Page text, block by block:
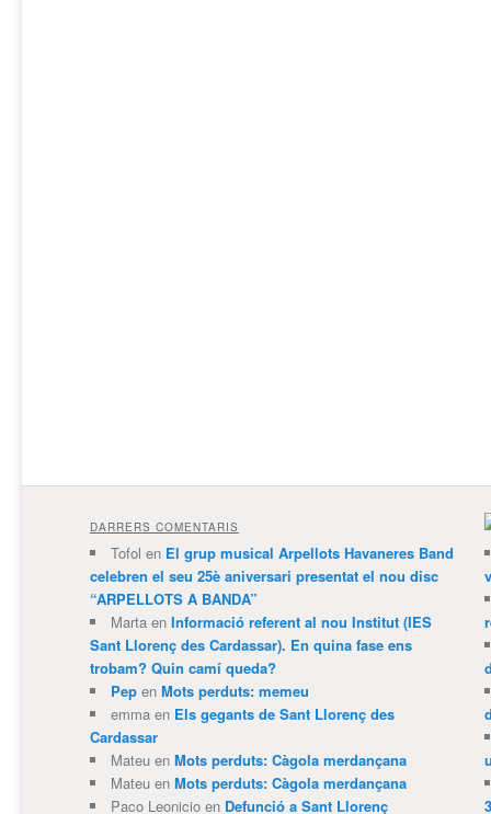
DARRERS COMENTARIS
Tofol en El grup musical Arpellots Havaneres Band
celebren el seu 25è aniversari presentat el nou disc
“ARPELLOTS A BANDA”
Martaen Informació referent al nou Institut (IES
Sant Llorenç des Cardassar). En quina fase ens
trobam? Quin camí queda?
Pepen Mots perduts: memeu
emmaen Els gegants de Sant Llorenç des
Cardassar
Mateuen Mots perduts: Càgola merdançana
Mateuen Mots perduts: Càgola merdançana
Paco Leonicioen Defunció a Sant Llorenç